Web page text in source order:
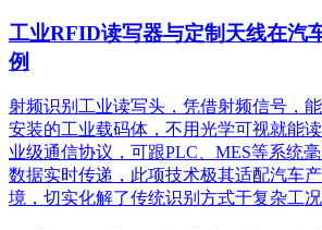
工业RFID读写器与定制天线在汽
例
射频识别工业读写头，凭借射频信号，
安装的工业载码体，不用光学可视就能
业级通信协议，可跟PLC、MES等系统
数据实时传递，此项技术极其适配汽车
境，切实化解了传统识别方式于复杂工况